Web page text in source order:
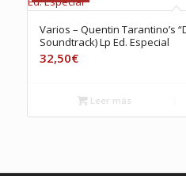
Varios – Quentin Tarantino’s
Soundtrack) Lp Ed. Especial
32,50€
Leer más